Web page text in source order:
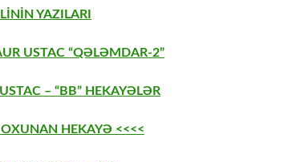
YAZILARI
USTAC “QƏLƏMDAR-2”
– “BB” HEKAYƏLƏR
HEKAYƏ <<<<